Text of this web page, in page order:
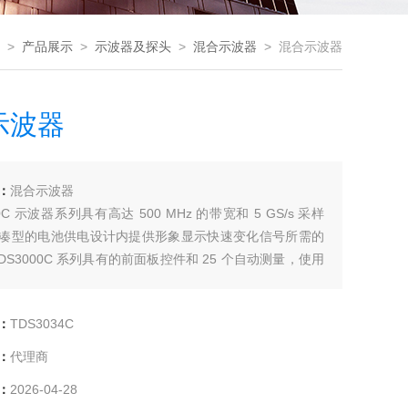
> 产品展示 > 示波器及探头 > 混合示波器 > 混合示波器
波器
混合示波器
示波器系列具有高达 500 MHz 的带宽和 5 GS/s 采样
型的电池供电设计内提供形象显示快速变化信号所需的
系列具有的前面板控件和 25 个自动测量，使用
TDS3034C
代理商
2026-04-28